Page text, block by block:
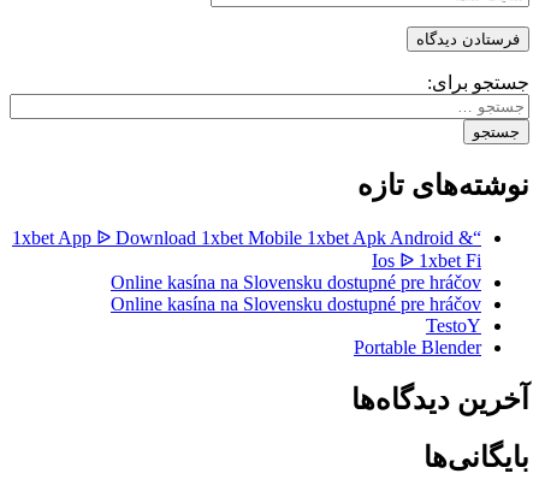
جستجو برای:
نوشته‌های تازه
“1xbet App ᐉ Download 1xbet Mobile 1xbet Apk Android &
Ios ᐉ 1xbet Fi
Online kasína na Slovensku dostupné pre hráčov
Online kasína na Slovensku dostupné pre hráčov
TestoY
Portable Blender
آخرین دیدگاه‌ها
بایگانی‌ها